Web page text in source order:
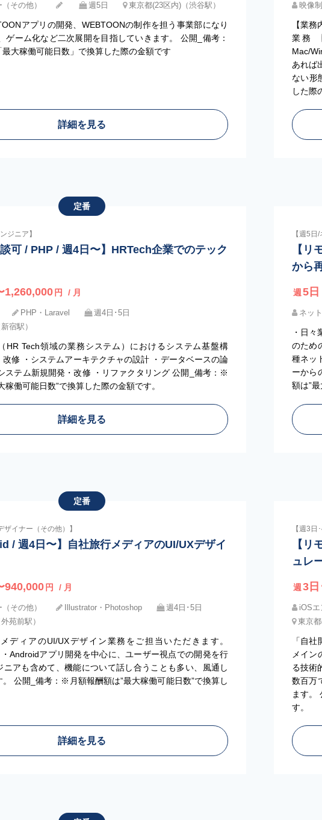
その他） 週5日 東京都(23区内)（渋谷駅）
アプリの開発、WEBTOONの制作を担う事業部になり
ゲーム化など二次展開を目指していきます。 公開_備考：
大稼働可能日数」で換算した際の金額です
詳細を見る
映像
【業
業務
Mac/
あれば
ない形
した際
定番
ジニア】
談可 / PHP / 週4日〜】HRTech企業でのテック
1,260,000 円 / 月
PHP・Laravel
週4日･5日
宿駅）
HR Tech領域の業務システム）におけるシステム基盤構
修 ・システムアーキテクチャの設計 ・データベースの論
ステム新規開発・改修 ・リファクタリング 公開_備考：※
稼働可能日数”で換算した際の金額です。
詳細を見る
【週5日
【リ
から
週 5日
ネッ
・日
のため
種ネッ
ーから
額は”
定番
ザイナー（その他）】
/ 週4日〜】自社旅行メディアのUI/UXデザイ
940,000 円 / 月
その他） Illustrator・Photoshop
週4日･5日
苑前駅）
ディアのUI/UXデザイン業務をご担当いただきます。
Androidアプリ開発を中心に、ユーザー視点での開発を行
ニアも含めて、機能について話し合うことも多い、風通し
公開_備考：※月額報酬額は”最大稼働可能日数”で換算し
詳細を見る
【週3日
【リ
ュレ
週 3日
iOSエ
東京
「自
メイン
る技術
数百万
ます。
す。